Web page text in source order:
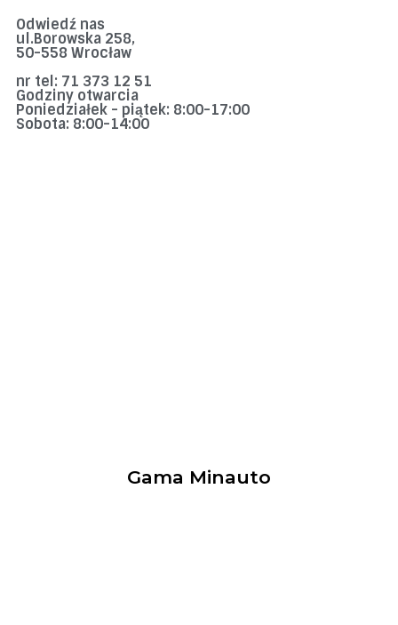
Odwiedź nas
ul.Borowska 258,
50-558 Wrocław
nr tel: 71 373 12 51
Godziny otwarcia
Poniedziałek - piątek: 8:00-17:00
Sobota: 8:00-14:00
Gama Minauto